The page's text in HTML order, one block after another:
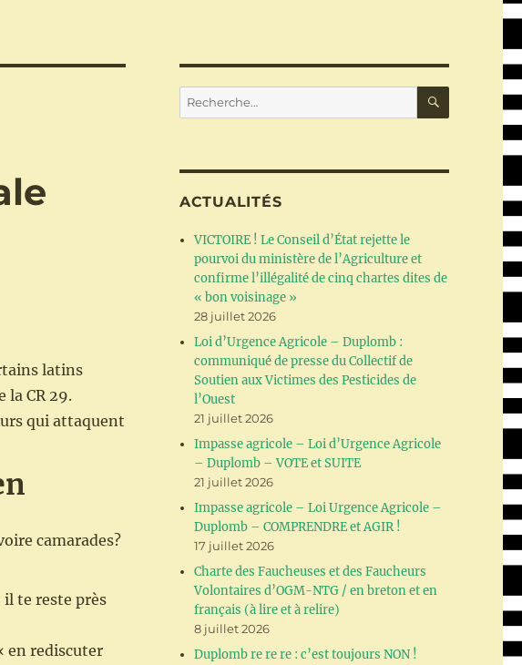
latins
la CR 29.
qui attaquent
camarades?
te reste près
en rediscuter
Recherche
pour :
ACTUALITÉS
VICTOIRE ! Le Conseil d’État rejette le
pourvoi du ministère de l’Agriculture et
confirme l’illégalité de cinq chartes dites de
« bon voisinage »
28 juillet 2026
Loi d’Urgence Agricole – Duplomb :
communiqué de presse du Collectif de
Soutien aux Victimes des Pesticides de
l’Ouest
21 juillet 2026
Impasse agricole – Loi d’Urgence Agricole
– Duplomb – VOTE et SUITE
21 juillet 2026
Impasse agricole – Loi Urgence Agricole –
Duplomb – COMPRENDRE et AGIR !
17 juillet 2026
Charte des Faucheuses et des Faucheurs
Volontaires d’OGM-NTG / en breton et en
français (à lire et à relire)
8 juillet 2026
Duplomb re re re : c’est toujours NON !